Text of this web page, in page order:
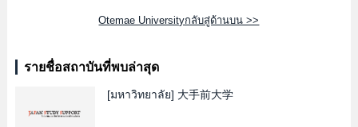
Otemae Universityกลับสู่ด้านบน >>
รายชื่อสถาบันที่พบล่าสุด
[มหาวิทยาลัย] 大手前大学